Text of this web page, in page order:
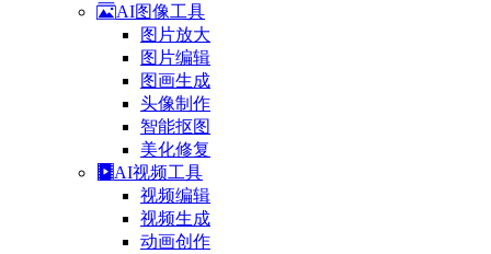
AI图像工具
图片放大
图片编辑
图画生成
头像制作
智能抠图
美化修复
AI视频工具
视频编辑
视频生成
动画创作